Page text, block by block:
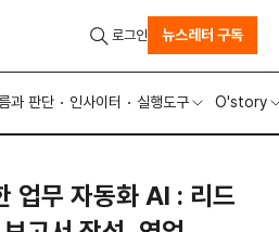
과 판단 인사이터 실행도구 O'story
로그인 뉴스레터 구독
업무 자동화 AI : 리드